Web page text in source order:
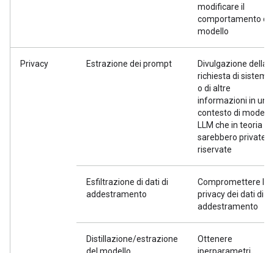
modificare il
comportamento del
modello
Privacy Estrazione dei prompt
Divulgazione della
richiesta di sistema
o di altre
informazioni in un
contesto di modelli
LLM che in teoria
sarebbero private o
riservate
Esfiltrazione di dati di
addestramento
Compromettere la
privacy dei dati di
addestramento
Distillazione/estrazione
Ottenere